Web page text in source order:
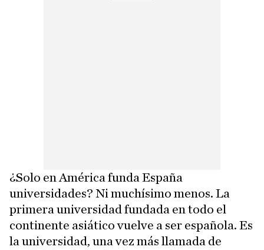
¿Solo en América funda España
universidades? Ni muchísimo menos. La
primera universidad fundada en todo el
continente asiático vuelve a ser española. Es
la universidad, una vez más llamada de